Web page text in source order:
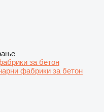
за бетон
фабрики за бетон